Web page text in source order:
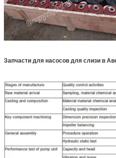
Запчасти для насосов для слизи в